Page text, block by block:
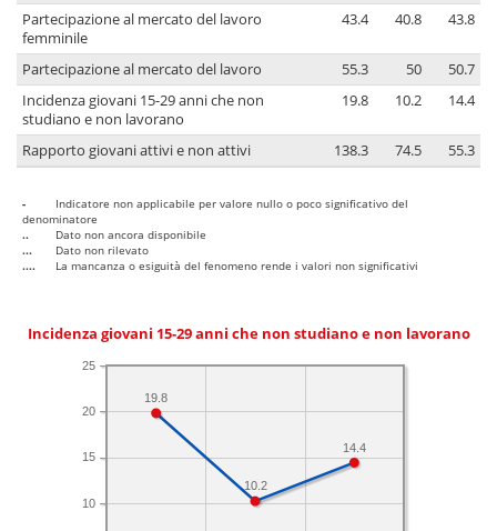
Partecipazione al mercato del lavoro
femminile
43.4 40.8 43.8
Partecipazione al mercato del lavoro 55.3 50
50.7
Incidenza giovani 15-29 anni che non
studiano e non lavorano
19.8 10.2 14.4
Rapporto giovani attivi e non attivi 138.3 74.5 55.3
-
Indicatore non applicabile per valore nullo o poco significativo del
denominatore
..
Dato non ancora disponibile
...
Dato non rilevato
....
La mancanza o esiguità del fenomeno rende i valori non significativi
Incidenza giovani 15-29 anni che non studiano e non lavorano
10
15
20
25
14.4
10.2
19.8